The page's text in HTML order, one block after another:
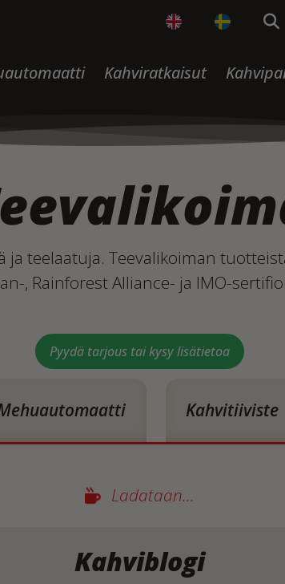
Kahviratkaisut
teelaatuja. Teevalikoiman
, Rainforest Alliance- ja IMO-
Pyydä tarjous tai kysy lisätietoa
Kahvitiiviste
Ladataan...
Kahviblogi